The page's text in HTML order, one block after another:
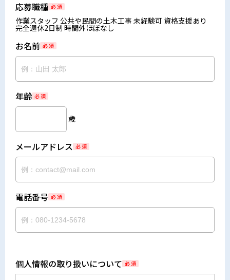
応募職種 必 須
作業スタッフ 公共や民間の土木工事 未経験可 資格支援あり
完全週休2日制 時間外ほぼなし
お名前 必 須
年齢 必 須
歳
メールアドレス 必 須
電話番号 必 須
個人情報の取り扱いについて 必 須